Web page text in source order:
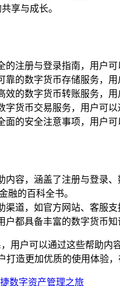
享与成长。
的注册与登录指南，用户
靠的数字货币存储服务，
效的数字货币转账服务，
字货币交易服务，用户可
面的安全注意事项，用户
内容，涵盖了注册与登录
融的百科全书。
渠道，如官方网站、客服
户都具备丰富的数字货币
用户可以通过这些帮助
造更加优质的使用体验
数字资产管理之旅